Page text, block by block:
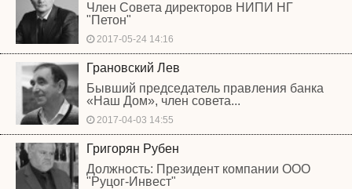
Член Совета директоров НИПИ НГ
"Петон"
2017-05-24 14:16
Грановский Лев
Бывший председатель правления банка
«Наш Дом», член совета...
2017-04-03 14:55
Григорян Рубен
Должность: Президент компании ООО
"Руцог-Инвест"